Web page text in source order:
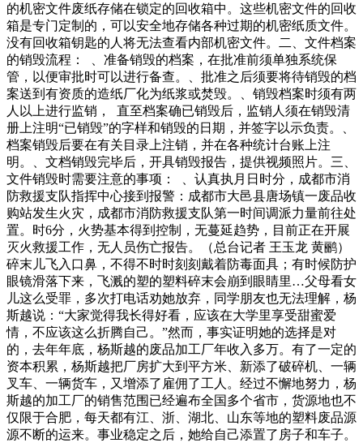
的机密文件废纸存储在锁定的回收箱中。这些机密文件的回收
箱是专门定制的，可以安全地存储各种过期的机密纸质文件。
没有回收箱钥匙的人将无法查看内部机密文件。二、文件档案
的销毁流程： 、准备销毁的档案，在批准前须单独系统保
管，以便审批时可以进行备查。、批准之后须要将待销毁的档
案送到有资质的造纸厂化为纸浆或焚毁。、销毁档案时须有两
人以上进行监销， 直至档案确已销毁后，监销人须在销毁清
册上注明“已销毁”的字样和销毁的日期，并签字以示负责。、
档案销毁后要在有关目录上注销，并在各种统计台账上注
明。、文档销毁完毕后，开具销毁报告，提供视频照片。三、
文件销毁时需要注意的事项： 、认真执月日时分，成都市消
防救援支队指挥中心接到报警：成都市大邑县唐场镇一废品收
购站发生火灾，成都市消防救援支队第一时间调派力量前往处
置。时6分，火势基本得到控制，无蔓延趋势，目前正在开展
灭火救援工作，无人员伤亡报告。（总台记者 王玉龙 黄鹂）
碎末儿飞入口鼻，不得不时时刻刻戴着防毒面具；有时候防护
眼镜滑落下来，飞溅的塑的塑料碎末会崩到眼睛里…父母看女
儿这么受罪，多次打电话劝她放弃，同学朋友也无法理解，杨
斯越说：“大家觉得我长得好看，应该在大学里享受甜蜜爱
情，不应该这么折腾自己。”然而，事实证明她的选择是对
的，去年年底，杨斯越的废品加工厂年收入多万。有了一定的
资本积累，杨斯越把厂房扩大到平方米、新添了破碎机、一辆
叉车、一辆货车，又增添了雇佣了工人。经过不懈地努力，杨
斯越的加工厂的销售范围已经遍布全国多个省市，货源地也不
仅限于合肥，每天都有江、浙、湖北、山东等地的塑料废品源
源不断的运来。事业稳定之后，她给自己添置了房子和车子。